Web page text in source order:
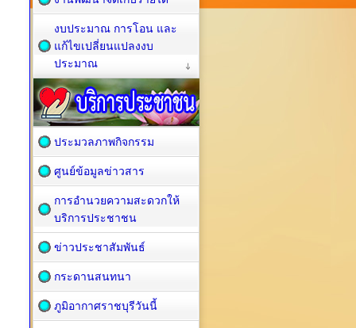
งบประมาณ การโอน และ
แก้ไขเปลี่ยนแปลงงบ
ประมาณ
ประมวลภาพกิจกรรม
ศูนย์ข้อมูลข่าวสาร
การอำนวยความสะดวกให้
บริการประชาชน
ข่าวประชาสัมพันธ์
กระดานสนทนา
ภูมิอากาศราชบุรีวันนี้